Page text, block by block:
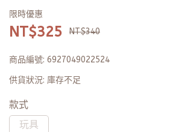
限時優惠
NT$325 NT$340
商品編號: 6927049022524
供貨狀況: 庫存不足
款式
玩具